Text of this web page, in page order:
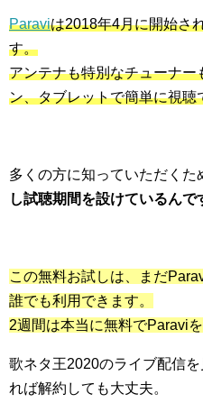
Paraviは2018年4月に開始さ
す。
アンテナも特別なチューナ
ン、タブレットで簡単に視聴
多くの方に知っていただくた
し試聴期間を設けているんで
この無料お試しは、まだ
誰でも利用できます。
2週間は本当に無料でParavi
歌ネタ王2020のライブ配信
れば解約しても大丈夫。